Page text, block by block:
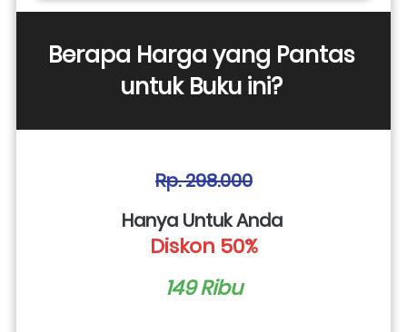
Berapa Harga yang Pantas
untuk Buku ini?
Rp. 298.000
Hanya Untuk Anda
Diskon 50%
149 Ribu